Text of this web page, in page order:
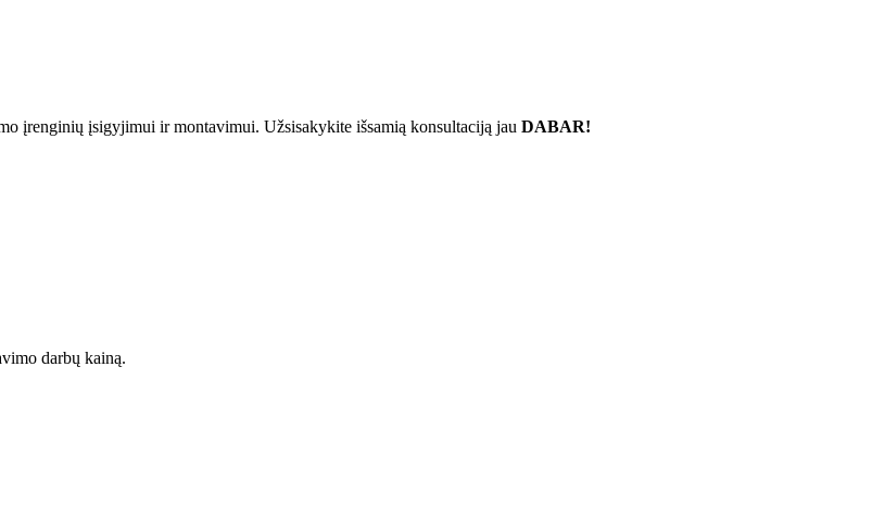
įrenginių įsigyjimui ir montavimui. Užsisakykite išsamią konsultaciją jau DABAR!
darbų kainą.